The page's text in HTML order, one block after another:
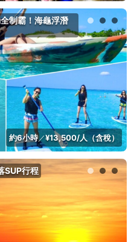
制霸！海龜浮潛
約6小時／¥13,500/人（含稅）
SUP行程